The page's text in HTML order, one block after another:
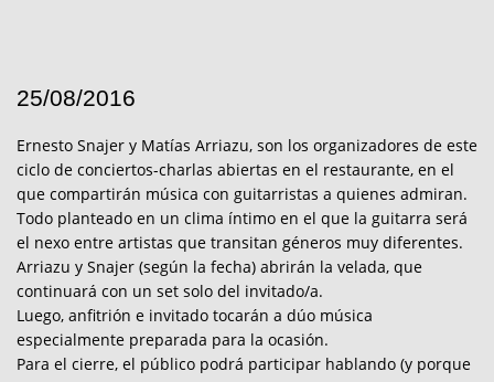
25/08/2016
Ernesto Snajer y Matías Arriazu, son los organizadores de este
ciclo de conciertos-charlas abiertas en el restaurante, en el
que compartirán música con guitarristas a quienes admiran.
Todo planteado en un clima íntimo en el que la guitarra será
el nexo entre artistas que transitan géneros muy diferentes.
Arriazu y Snajer (según la fecha) abrirán la velada, que
continuará con un set solo del invitado/a.
Luego, anfitrión e invitado tocarán a dúo música
especialmente preparada para la ocasión.
Para el cierre, el público podrá participar hablando (y porque